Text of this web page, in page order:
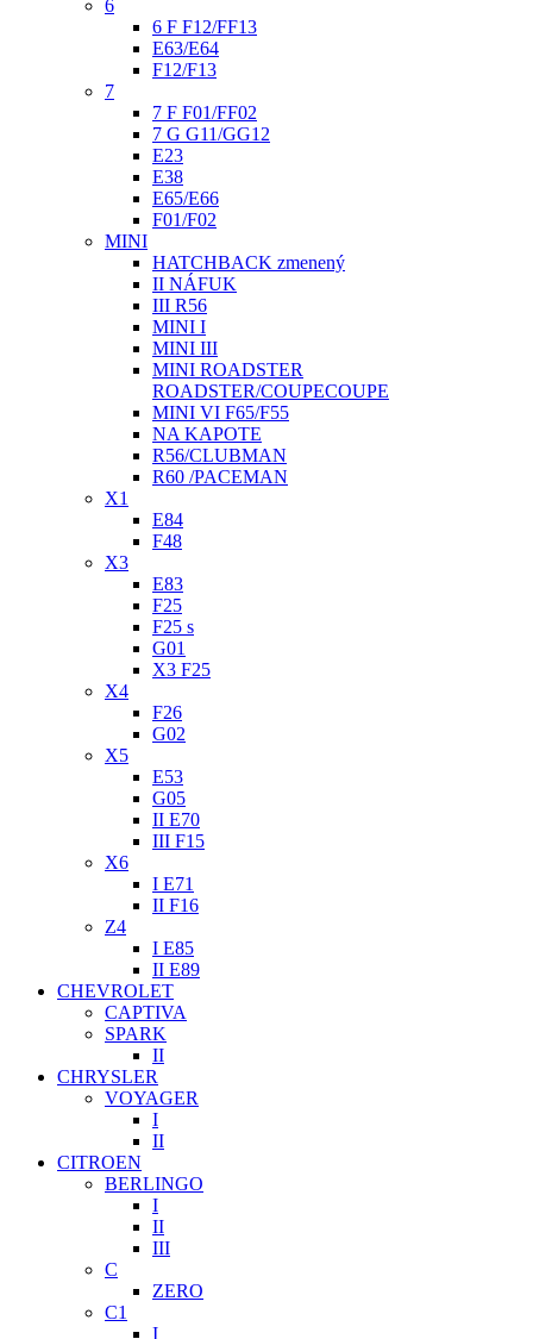
6
6 F F12/FF13
E63/E64
F12/F13
7
7 F F01/FF02
7 G G11/GG12
E23
E38
E65/E66
F01/F02
MINI
HATCHBACK zmenený
II NÁFUK
III R56
MINI I
MINI III
MINI ROADSTER
ROADSTER/COUPECOUPE
MINI VI F65/F55
NA KAPOTE
R56/CLUBMAN
R60 /PACEMAN
X1
E84
F48
X3
E83
F25
F25 s
G01
X3 F25
X4
F26
G02
X5
E53
G05
II E70
III F15
X6
I E71
II F16
Z4
I E85
II E89
CHEVROLET
CAPTIVA
SPARK
II
CHRYSLER
VOYAGER
I
II
CITROEN
BERLINGO
I
II
III
C
ZERO
C1
I